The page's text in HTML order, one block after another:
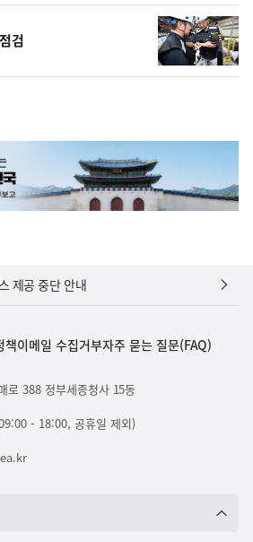
검
제공 중단 안내
책이메일 수집거부자주 묻는 질문(FAQ)
로 388 정부세종청사 15동
- 18:00, 공휴일 제외)